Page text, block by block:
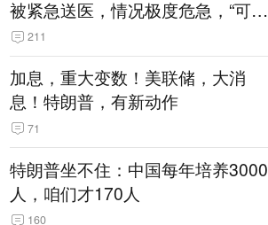
被紧急送医，情况极度危急，“可能
随时会死去”
211
加息，重大变数！美联储，大消
息！特朗普，有新动作
71
特朗普坐不住：中国每年培养3000
人，咱们才170人
160